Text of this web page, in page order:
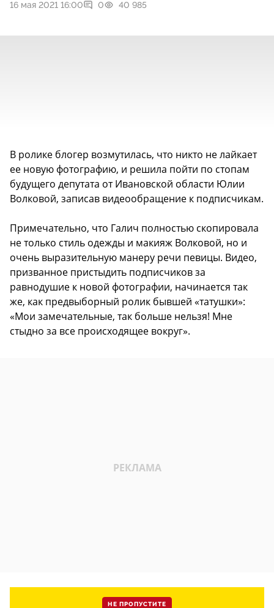
16 мая 2021 16:00 0 40 985
В ролике блогер возмутилась, что никто не лайкает
ее новую фотографию, и решила пойти по стопам
будущего депутата от Ивановской области Юлии
Волковой, записав видеообращение к подписчикам.
Примечательно, что Галич полностью скопировала
не только стиль одежды и макияж Волковой, но и
очень выразительную манеру речи певицы. Видео,
призванное пристыдить подписчиков за
равнодушие к новой фотографии, начинается так
же, как предвыборный ролик бывшей «татушки»:
«Мои замечательные, так больше нельзя! Мне
стыдно за все происходящее вокруг».
НЕ ПРОПУСТИТЕ